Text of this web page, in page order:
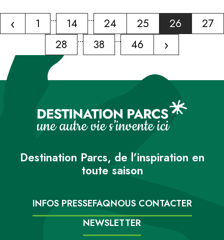
‹ 1 ... 14 ... 24 25 26
27
28
... 38 ... 46 ›
Destination Parcs, de l’inspiration en
toute saison
INFOS PRESSEFAQNOUS CONTACTER
NEWSLETTER